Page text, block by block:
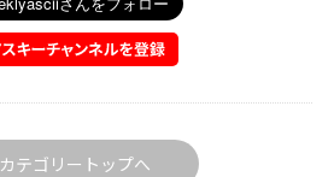
カテゴリートップへ